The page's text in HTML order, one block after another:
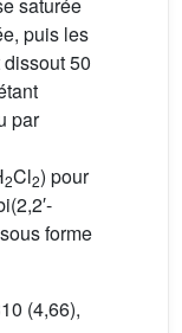
puis les
50
par
2Cl2) pour
forme
(4,66),